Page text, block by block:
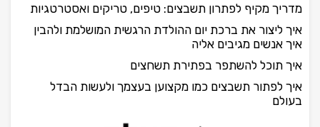
מדריך מקיף לפתרון תשבצים: טיפים, טריקים ואסטרטגיות
איך ליצור את ברכת יום ההולדת הרגשית המושלמת ולהבין
איך אנשים מגיבים אליה
איך תוכל להשתפר בפתירת תשחצים
איך לפתור תשבצים כמו מקצוען בעצמך ולעשות הבדל
בעולם